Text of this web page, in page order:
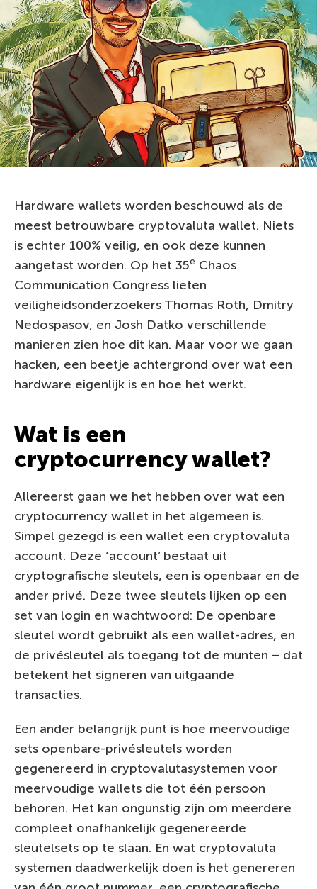
Hardware wallets worden beschouwd als de
meest betrouwbare cryptovaluta wallet. Niets
is echter 100% veilig, en ook deze kunnen
aangetast worden. Op het 35e Chaos
Communication Congress lieten
veiligheidsonderzoekers Thomas Roth, Dmitry
Nedospasov, en Josh Datko verschillende
manieren zien hoe dit kan. Maar voor we gaan
hacken, een beetje achtergrond over wat een
hardware eigenlijk is en hoe het werkt.
Wat is een
cryptocurrency wallet?
Allereerst gaan we het hebben over wat een
cryptocurrency wallet in het algemeen is.
Simpel gezegd is een wallet een cryptovaluta
account. Deze ‘account’ bestaat uit
cryptografische sleutels, een is openbaar en de
ander privé. Deze twee sleutels lijken op een
set van login en wachtwoord: De openbare
sleutel wordt gebruikt als een wallet-adres, en
de privésleutel als toegang tot de munten – dat
betekent het signeren van uitgaande
transacties.
Een ander belangrijk punt is hoe meervoudige
sets openbare-privésleutels worden
gegenereerd in cryptovalutasystemen voor
meervoudige wallets die tot één persoon
behoren. Het kan ongunstig zijn om meerdere
compleet onafhankelijk gegenereerde
sleutelsets op te slaan. En wat cryptovaluta
systemen daadwerkelijk doen is het genereren